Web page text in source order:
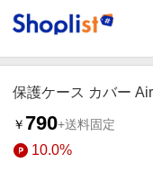
保護ケース カバー
￥ 790+送料固定
10.0%